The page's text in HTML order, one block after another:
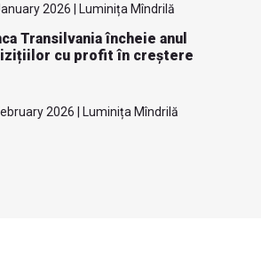
2026 | Luminița Mîndrilă
Transilvania încheie anul
cu profit în creștere
2026 | Luminița Mîndrilă